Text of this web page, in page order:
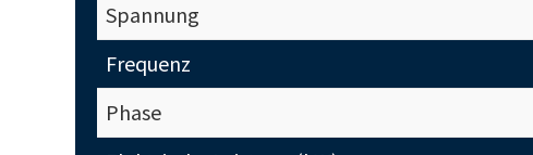
Spannung
Frequenz
Phase